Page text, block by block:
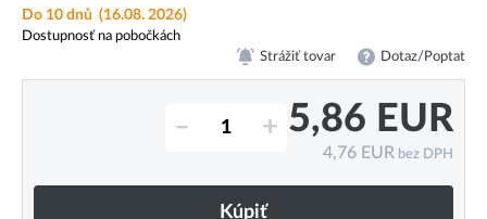
Do 10 dnů (16.08. 2026)
Dostupnosť na pobočkách
Strážiť tovar Dotaz/Poptat
– + 5,86 EUR
4,76 EUR bez DPH
Kúpiť